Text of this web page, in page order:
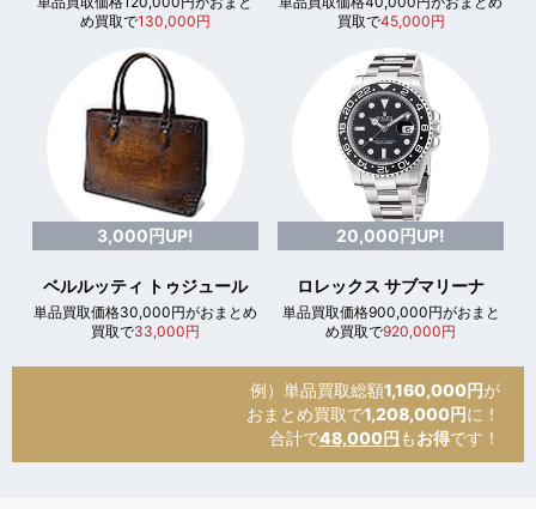
め買取で130,000円
買取で45,000円
3,000円UP!
ベルルッティ トゥジュール
単品買取価格30,000円がおまとめ
買取で33,000円
20,000円UP!
ロレックス サブマリーナ
単品買取価格900,000円がおまと
め買取で920,000円
例）単品買取総額1,160,000円が
おまとめ買取で1,208,000円に！
合計で48,000円 もお得です！